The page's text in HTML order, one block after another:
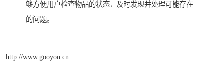
够方便用户检查物品的状态，及时发现并处理可能存在
的问题。
http://www.gooyon.cn